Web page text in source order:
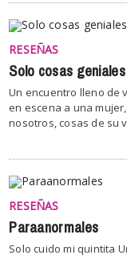
RESEÑAS
Solo cosas geniales
Un encuentro lleno de
en escena a una
nosotros, cosas de su
RESEÑAS
Paraanormales
Solo cuido mi quintita